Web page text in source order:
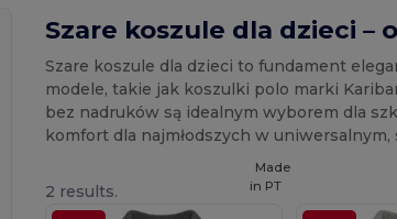
Szare koszule dla dzieci –
Szare koszule dla dzieci to fundament
modele, takie jak koszulki polo marki
bez nadruków są idealnym wyborem dla
komfort dla najmłodszych w uniwersalnym,
2 results.
Made
in PT